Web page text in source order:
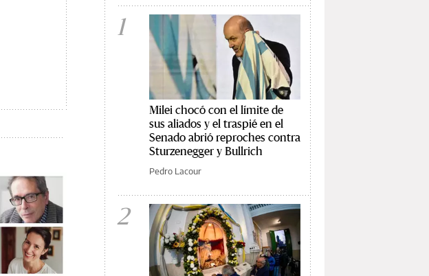
1
Milei chocó con el límite de
sus aliados y el traspié en el
Senado abrió reproches contra
Sturzenegger y Bullrich
Pedro Lacour
2